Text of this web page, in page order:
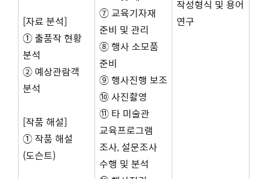
[자료 분석]
① 출품작 현황
분석
② 예상관람객
분석
[작품 해설]
① 작품 해설
(도슨트)
⑦ 교육기자재
준비 및 관리
⑧ 행사 소모품
준비
⑨ 행사진행 보조
⑩ 사진촬영
⑪ 타 미술관
교육프로그램
조사, 설문조사
수행 및 분석
작성형식 및 용어
연구